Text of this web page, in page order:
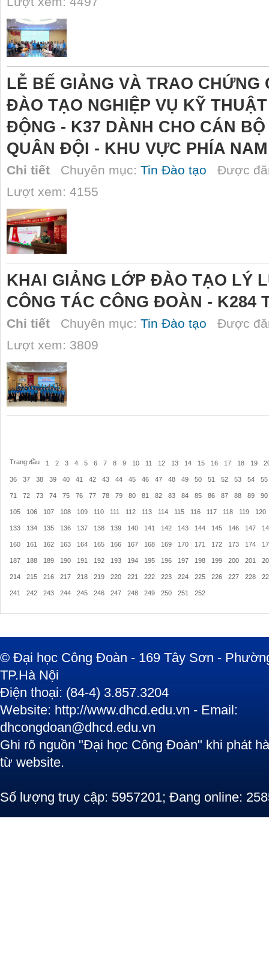
LỄ BẾ GIẢNG VÀ TRAO CHỨNG
ĐÀO TẠO NGHIỆP VỤ KỸ
ĐỘNG - K37 DÀNH CHO CÁN
QUÂN ĐỘI - KHU VỰC PHÍA NAM
Chi tiết Chuyên mục: Tin Đào tạo Được
Lượt xem: 4155
KHAI GIẢNG LỚP ĐÀO TẠO LÝ
CÔNG TÁC CÔNG ĐOÀN - K284
Chi tiết Chuyên mục: Tin Đào tạo Được
Lượt xem: 3809
Trang đầu 1 2 3 4 5 6 7 8 9 10 11 12 13 14 15 16 17 18 19
36 37 38 39 40 41 42 43 44 45 46 47 48 49 50 51 52 53 54 55
71 72 73 74 75 76 77 78 79 80 81 82 83 84 85 86 87 88 89 90
105 106 107 108 109 110 111 112 113 114 115 116 117 118 119 120
133 134 135 136 137 138 139 140 141 142 143 144 145 146 147
160 161 162 163 164 165 166 167 168 169 170 171 172 173 174
187 188 189 190 191 192 193 194 195 196 197 198 199 200 201
214 215 216 217 218 219 220 221 222 223 224 225 226 227 228
241 242 243 244 245 246 247 248 249 250 251 252
© Đại học Công Đoàn - 169 Tây Sơn -
TP.Hà Nội
Điện thoại: (84-4) 3.857.3204
Website: http://www.dhcd.edu.vn - Email:
dhcongdoan@dhcd.edu.vn
Ghi rõ nguồn "Đại học Công Đoàn" khi phát
từ website.
Số lượng truy cập: 5957201; Đang online: